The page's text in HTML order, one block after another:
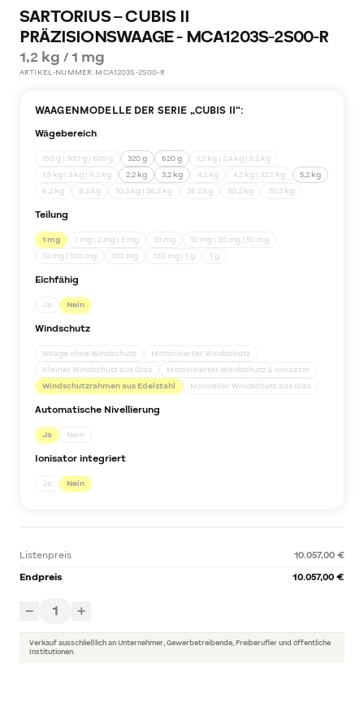
SARTORIUS – CUBIS II
PRÄZISIONSWAAGE - MCA1203S-2S00-R
1,2 kg / 1 mg
ARTIKEL-NUMMER: MCA1203S-2S00-R
WAAGENMODELLE DER SERIE „CUBIS II“:
Wägebereich
150 g | 300 g | 620 g 320 g 620 g
1,2 kg | 2,4 kg | 5,2 kg
1,5 kg | 3 kg | 6,2 kg
2,2 kg 3,2 kg 4,2 kg 4,2 kg | 32,2 kg
5,2 kg
6,2 kg
8,2 kg 10,2 kg | 36,2 kg 36,2 kg 50,2 kg 70,2 kg
Teilung
1 mg 1 mg | 2 mg | 5 mg 10 mg
10 mg | 20 mg | 50 mg
10 mg | 100 mg
100 mg 100 mg | 1 g 1 g
Eichfähig
Ja Nein
Windschutz
Waage ohne Windschutz
Motorisierter Windschutz
Kleiner Windschutz aus Glas
Motorisierter Windschutz & Ionisator
Windschutzrahmen aus Edelstahl
Manueller Windschutz aus Glas
Automatische Nivellierung
Ja Nein
Ionisator integriert
Ja Nein
Listenpreis
10.057,00 €
Endpreis
10.057,00 €
− 1 +
Verkauf ausschließlich an Unternehmer, Gewerbetreibende, Freiberufler und öffentliche
Institutionen.